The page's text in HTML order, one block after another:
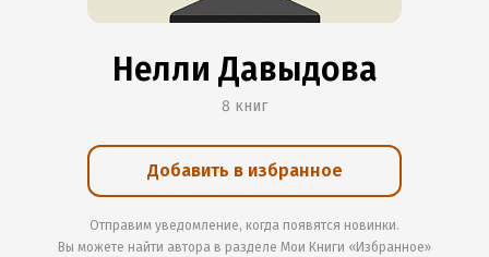
Нелли Давыдова
8 книг
Добавить в избранное
Отправим уведомление, когда появятся новинки.
Вы можете найти автора в разделе Мои Книги «Избранное»